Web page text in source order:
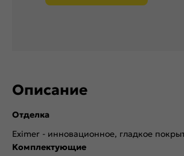
Описание
Отделка
Eximer - инновационное, гладкое
Комплектующие